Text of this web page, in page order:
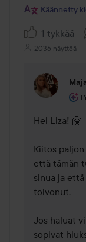
Käännetty
1 tykkää
2036 näyttöä
Hei Liza! 🤗
Kiitos
että tämän
sinua ja
toivonut.
Jos haluat
sopivat